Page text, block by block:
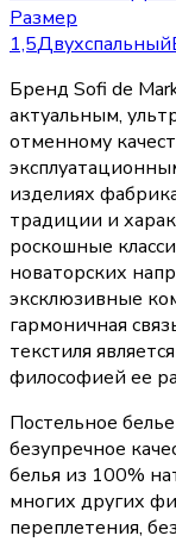
Размер
1,5Двухспальный
Бренд Sofi de
актуальным,
отменному
изделиях
традиции и
роскошные
новаторских
эксклюзивные
гармоничная
текстиля
философией ее
Постельное
безупречное
белья из 100%
многих других
переплетения,